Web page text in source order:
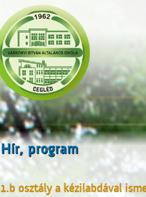
Hír, program
1.b osztály a kézilabdával